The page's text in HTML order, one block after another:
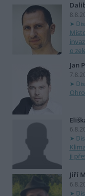
o
Jan
ji
Jiří